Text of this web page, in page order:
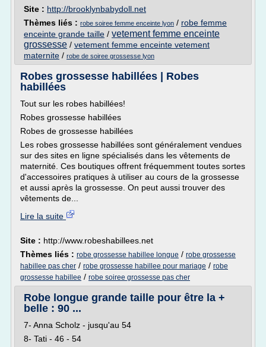
Site : http://brooklynbabydoll.net
Thèmes liés : robe soiree femme enceinte lyon / robe femme
enceinte grande taille / vetement femme enceinte
grossesse / vetement femme enceinte vetement
maternite / robe de soiree grossesse lyon
Robes grossesse habillées | Robes
habillées
Tout sur les robes habillées!
Robes grossesse habillées
Robes de grossesse habillées
Les robes grossesse habillées sont généralement vendues
sur des sites en ligne spécialisés dans les vêtements de
maternité. Ces boutiques offrent fréquemment toutes sortes
d'accessoires pratiques à utiliser au cours de la grossesse
et aussi après la grossesse. On peut aussi trouver des
vêtements de...
Lire la suite
Site : http://www.robeshabillees.net
Thèmes liés : robe grossesse habillee longue / robe grossesse
habillee pas cher / robe grossesse habillee pour mariage / robe
grossesse habillee / robe soiree grossesse pas cher
Robe longue grande taille pour être la +
belle : 90 ...
7- Anna Scholz - jusqu'au 54
8- Tati - 46 - 54